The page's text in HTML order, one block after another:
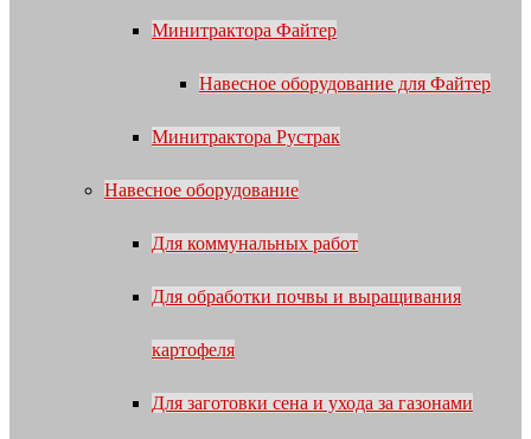
Минитрактора Файтер
Навесное оборудование для Файтер
Минитрактора Рустрак
Навесное оборудование
Для коммунальных работ
Для обработки почвы и выращивания
картофеля
Для заготовки сена и ухода за газонами